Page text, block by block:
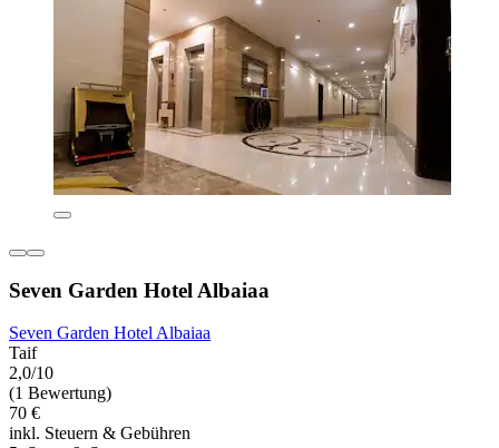
Seven Garden Hotel Albaiaa
Seven Garden Hotel Albaiaa
Taif
2,0/10
(1 Bewertung)
70 €
inkl. Steuern & Gebühren